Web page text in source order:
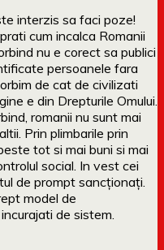
interzis sa faci poze!
cum incalca Romanii
nu e corect sa publici
persoanele fara
de cat de civilizati
e din Drepturile Omului.
romanii nu sunt mai
Prin plimbarile prin
tot si mai buni si mai
social. In vest cei
de prompt sancționați.
model de
de sistem.